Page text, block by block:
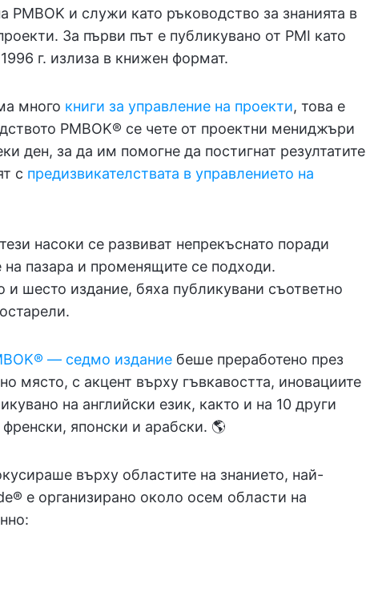
PMBOK и служи като ръководство за знанията в
За първи път е публикувано от PMI като
г. излиза в книжен формат.
много книги за управление на проекти, това е
PMBOK® се чете от проектни мениджъри
ден, за да им помогне да постигнат резултатите
с предизвикателствата в управлението на
насоки се развиват непрекъснато поради
на пазара и променящите се подходи.
и шесто издание, бяха публикувани съответно
— седмо издание беше преработено през
място, с акцент върху гъвкавостта, иновациите
на английски език, както и на 10 други
японски и арабски. 🌎
върху областите на знанието, най-
е организирано около осем области на